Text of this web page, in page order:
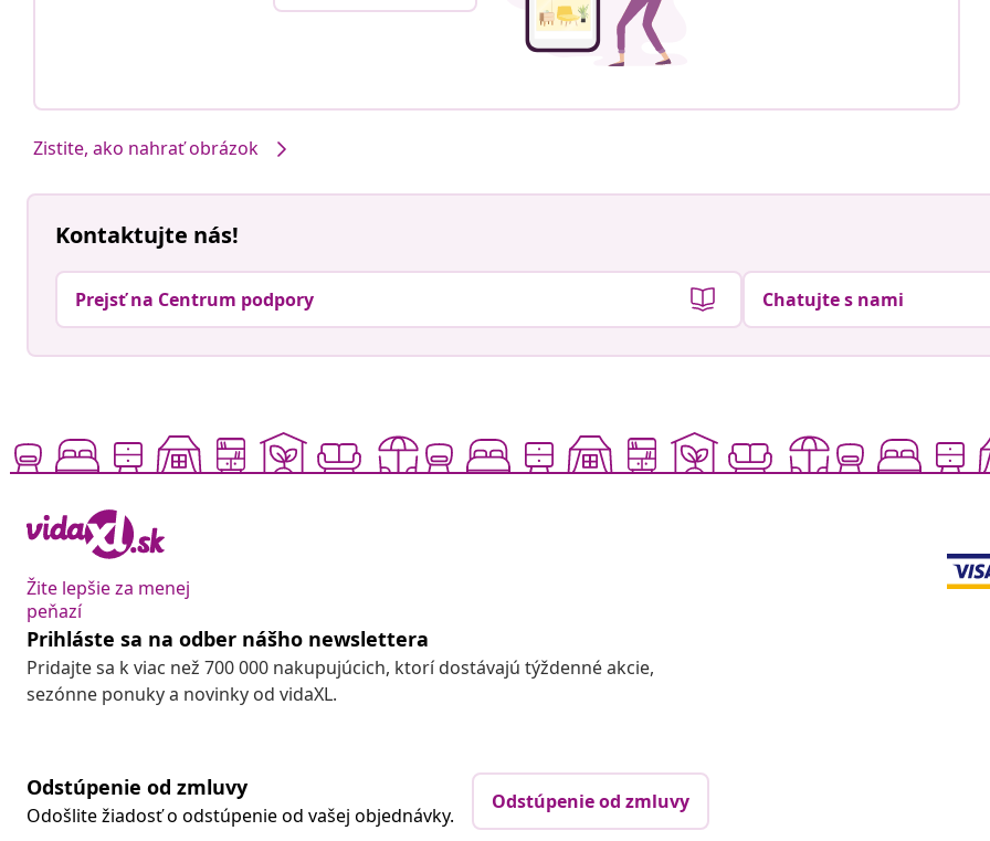
Zistite, ako nahrať obrázok
Kontaktujte nás!
Prejsť na Centrum podpory Chatujte s nami
Žite lepšie za menej
peňazí
Prihláste sa na odber nášho newslettera
Pridajte sa k viac než 700 000 nakupujúcich, ktorí dostávajú týždenné akcie,
sezónne ponuky a novinky od vidaXL.
Odstúpenie od zmluvy
Odošlite žiadosť o odstúpenie od vašej objednávky.
Odstúpenie od zmluvy